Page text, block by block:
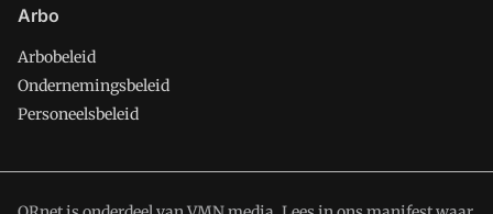
Arbo
Arbobeleid
Ondernemingsbeleid
Personeelsbeleid